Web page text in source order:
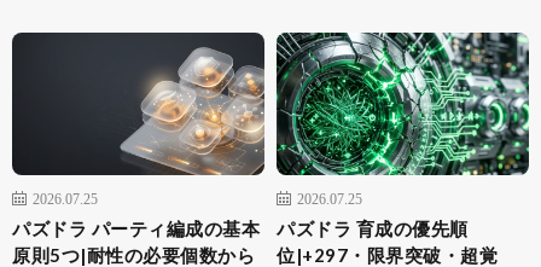
2026.07.25
パズドラ パーティ編成の基本
原則5つ|耐性の必要個数から
2026.07.25
パズドラ 育成の優先順
位|+297・限界突破・超覚